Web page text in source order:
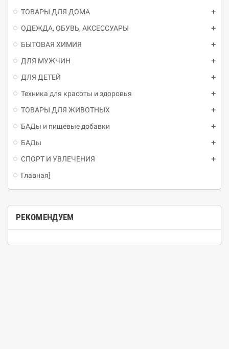
ТОВАРЫ ДЛЯ ДОМА
ОДЕЖДА, ОБУВЬ, АКСЕССУАРЫ
БЫТОВАЯ ХИМИЯ
ДЛЯ МУЖЧИН
ДЛЯ ДЕТЕЙ
Техника для красоты и здоровья
ТОВАРЫ ДЛЯ ЖИВОТНЫХ
БАДы и пищевые добавки
БАДы
СПОРТ И УВЛЕЧЕНИЯ
Главная]
РЕКОМЕНДУЕМ